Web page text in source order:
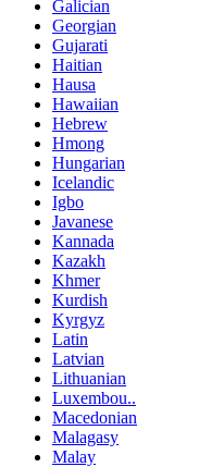
Galician
Georgian
Gujarati
Haitian
Hausa
Hawaiian
Hebrew
Hmong
Hungarian
Icelandic
Igbo
Javanese
Kannada
Kazakh
Khmer
Kurdish
Kyrgyz
Latin
Latvian
Lithuanian
Luxembou..
Macedonian
Malagasy
Malay